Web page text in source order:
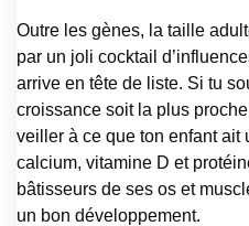
Outre les gènes, la taille
par un joli cocktail
arrive en tête de liste. Si tu
croissance soit la plus
veiller à ce que ton enfant ait
calcium, vitamine D et
bâtisseurs de ses os et
un bon développement.